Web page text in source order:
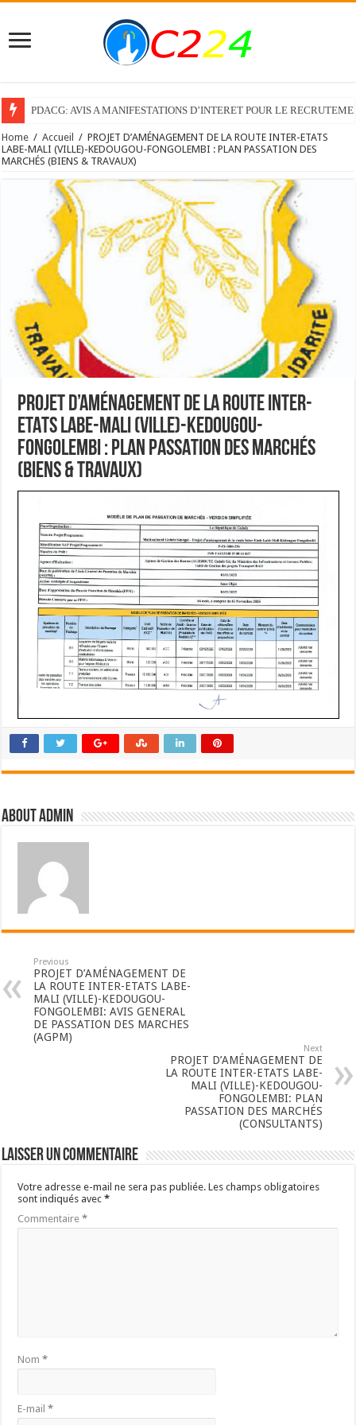
PDACG: AVIS A MANIFESTATIONS D’INTERET POUR LE
Home / Accueil / PROJET D’AMÉNAGEMENT DE LA ROUTE INTER-ETATS
LABE-MALI (VILLE)-KEDOUGOU-FONGOLEMBI : PLAN PASSATION DES
MARCHÉS (BIENS & TRAVAUX)
PROJET D’AMÉNAGEMENT DE LA ROUTE INTER-
ETATS LABE-MALI (VILLE)-KEDOUGOU-
FONGOLEMBI : PLAN PASSATION DES MARCHÉS
(BIENS & TRAVAUX)
About admin
Previous
PROJET D’AMÉNAGEMENT DE
LA ROUTE INTER-ETATS LABE-
MALI (VILLE)-KEDOUGOU-
FONGOLEMBI: AVIS GENERAL
DE PASSATION DES MARCHES
(AGPM)
Next
PROJET D’AMÉNAGEMENT DE
LA ROUTE INTER-ETATS LABE-
MALI (VILLE)-KEDOUGOU-
FONGOLEMBI: PLAN
PASSATION DES MARCHÉS
(CONSULTANTS)
Laisser un commentaire
Votre adresse e-mail ne sera pas publiée. Les champs obligatoires
sont indiqués avec*
Commentaire*
Nom*
E-mail*